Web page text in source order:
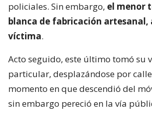
policiales. Sin embargo, el menor
blanca de fabricación artesanal,
víctima.
Acto seguido, este último tomó su
particular, desplazándose por
momento en que descendió del
sin embargo pereció en la vía